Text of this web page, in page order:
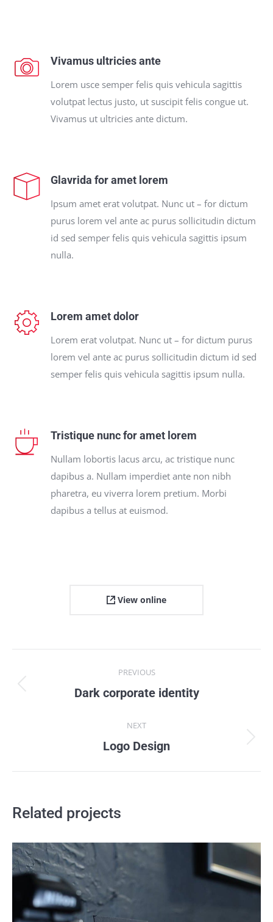
Vivamus ultricies ante
Lorem usce semper felis quis vehicula sagittis
volutpat lectus justo, ut suscipit felis congue ut.
Vivamus ut ultricies ante dictum.
Glavrida for amet lorem
Ipsum amet erat volutpat. Nunc ut – for dictum
purus lorem vel ante ac purus sollicitudin dictum
id sed semper felis quis vehicula sagittis ipsum
nulla.
Lorem amet dolor
Lorem erat volutpat. Nunc ut – for dictum purus
lorem vel ante ac purus sollicitudin dictum id sed
semper felis quis vehicula sagittis ipsum nulla.
Tristique nunc for amet lorem
Nullam lobortis lacus arcu, ac tristique nunc
dapibus a. Nullam imperdiet ante non nibh
pharetra, eu viverra lorem pretium. Morbi
dapibus a tellus at euismod.
View online
navigation
PREVIOUS
Previous
Dark corporate identity
NEXT
Next
Logo Design
Related projects